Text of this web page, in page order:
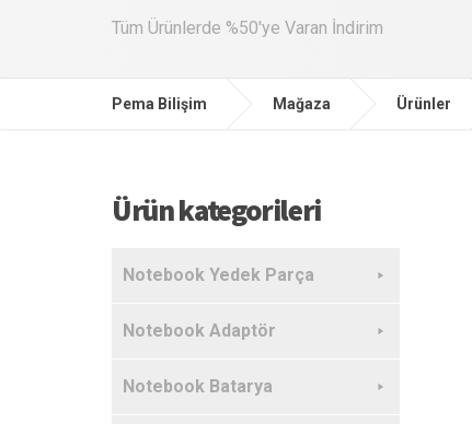
Tüm Ürünlerde %50'ye Varan İndirim
Pema Bilişim Mağaza Ürünler
Ürün kategorileri
Notebook Yedek Parça
Notebook Adaptör
Notebook Batarya